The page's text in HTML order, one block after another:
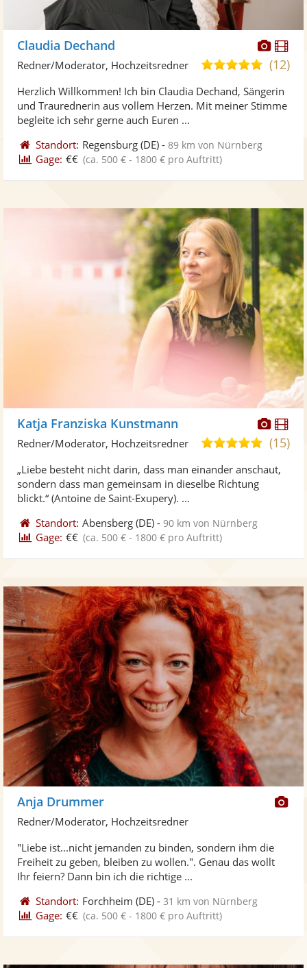
Fotos
Claudia Dechand
5,0
5
(12)
Redner/Moderator, Hochzeitsredner
Herzlich Willkommen! Ich bin Claudia Dechand, Sängerin
und Traurednerin aus vollem Herzen. Mit meiner Stimme
begleite ich sehr gerne auch Euren ...
Standort: Regensburg (DE) -89 km von Nürnberg
Gage: €€ (ca. 500 € - 1800 € pro Auftritt)
Fotos
Katja Franziska Kunstmann
5,0
5
(15)
Redner/Moderator, Hochzeitsredner
„Liebe besteht nicht darin, dass man einander anschaut,
sondern dass man gemeinsam in dieselbe Richtung
blickt.“ (Antoine de Saint-Exupery). ...
Standort: Abensberg (DE) -90 km von Nürnberg
Gage: €€ (ca. 500 € - 1800 € pro Auftritt)
Anja Drummer
Redner/Moderator, Hochzeitsredner
"Liebe ist...nicht jemanden zu binden, sondern ihm die
Freiheit zu geben, bleiben zu wollen.". Genau das wollt
Ihr feiern? Dann bin ich die richtige ...
Standort: Forchheim (DE) -31 km von Nürnberg
Gage: €€ (ca. 500 € - 1800 € pro Auftritt)